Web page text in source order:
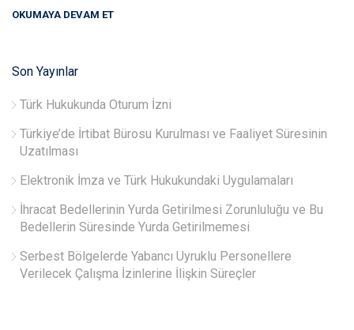
OKUMAYA DEVAM ET
Son Yayınlar
Türk Hukukunda Oturum İzni
Türkiye’de İrtibat Bürosu Kurulması ve Faaliyet Süresinin
Uzatılması
Elektronik İmza ve Türk Hukukundaki Uygulamaları
İhracat Bedellerinin Yurda Getirilmesi Zorunluluğu ve Bu
Bedellerin Süresinde Yurda Getirilmemesi
Serbest Bölgelerde Yabancı Uyruklu Personellere
Verilecek Çalışma İzinlerine İlişkin Süreçler